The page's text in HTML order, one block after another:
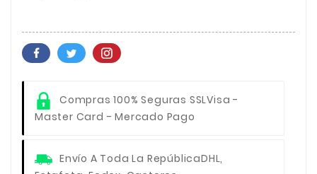
Compras 100% Seguras SSLVisa -
Master Card - Mercado Pago
Envío A Toda La RepúblicaDHL,